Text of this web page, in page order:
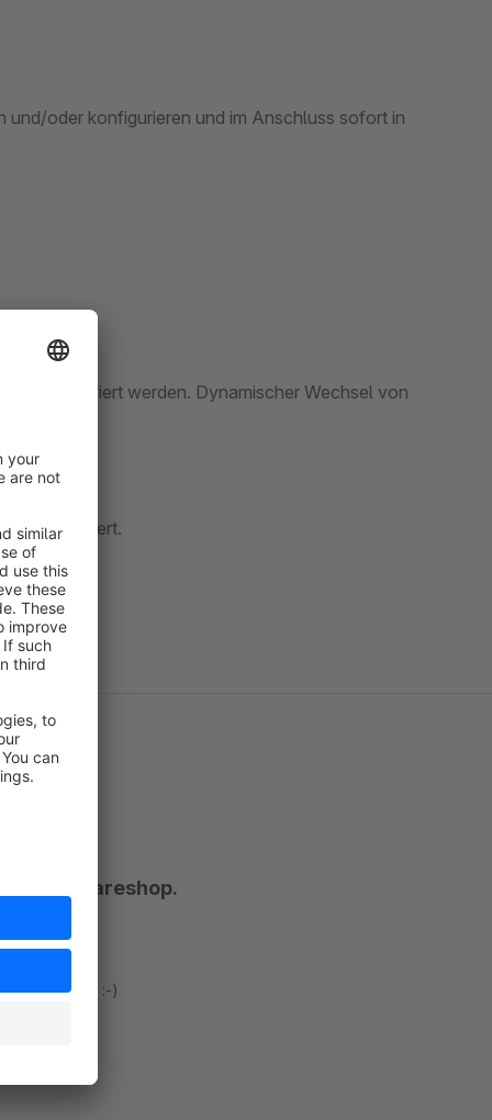
und/oder konfigurieren und im Anschluss sofort in
konfiguriert werden. Dynamischer Wechsel von
implementiert.
Shopwareshop.
spass :-)